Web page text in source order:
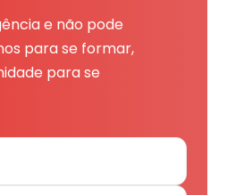
e não pode
para se formar,
para se